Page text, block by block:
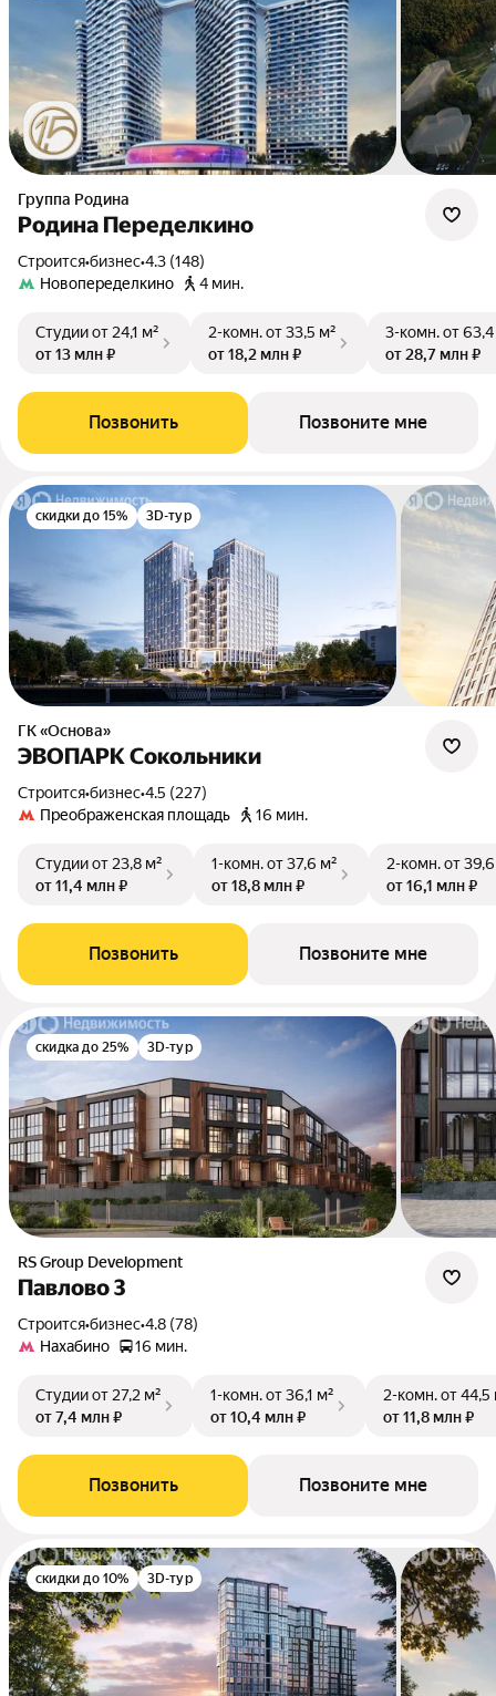
Группа Родина
Родина Переделкино
Строится•бизнес•4.3 (148)
Новопеределкино
4 мин.
Студииот 24,1 м²
от 13 млн ₽
2-комн.от 33,5 м²
от 18,2 млн ₽
3-комн.от
от 28,7 млн ₽
Позвонить Позвоните мне
скидки до 15% 3D-тур
ГК «Основа»
ЭВОПАРК Сокольники
Строится•бизнес•4.5 (227)
Преображенская площадь
16 мин.
Студииот 23,8 м²
от 11,4 млн ₽
1-комн.от 37,6 м²
от 18,8 млн ₽
2-комн.от
от 16,1 млн ₽
Позвонить Позвоните мне
скидка до 25% 3D-тур
RS Group Development
Павлово 3
Строится•бизнес•4.8 (78)
Нахабино
16 мин.
Студииот 27,2 м²
от 7,4 млн ₽
1-комн.от 36,1 м²
от 10,4 млн ₽
2-комн.от 44,5
от 11,8 млн ₽
Позвонить Позвоните мне
скидки до 10% 3D-тур